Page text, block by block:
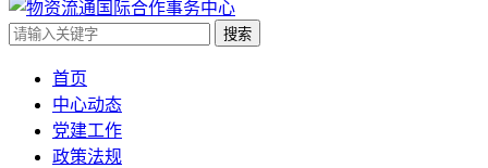
搜索
首页
中心动态
党建工作
政策法规